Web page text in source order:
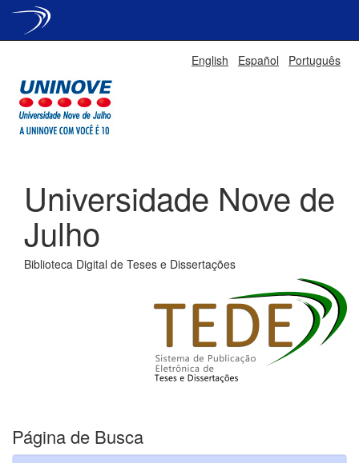
English Español Português
Universidade Nove de
Julho
Biblioteca Digital de Teses e Dissertações
Página de Busca